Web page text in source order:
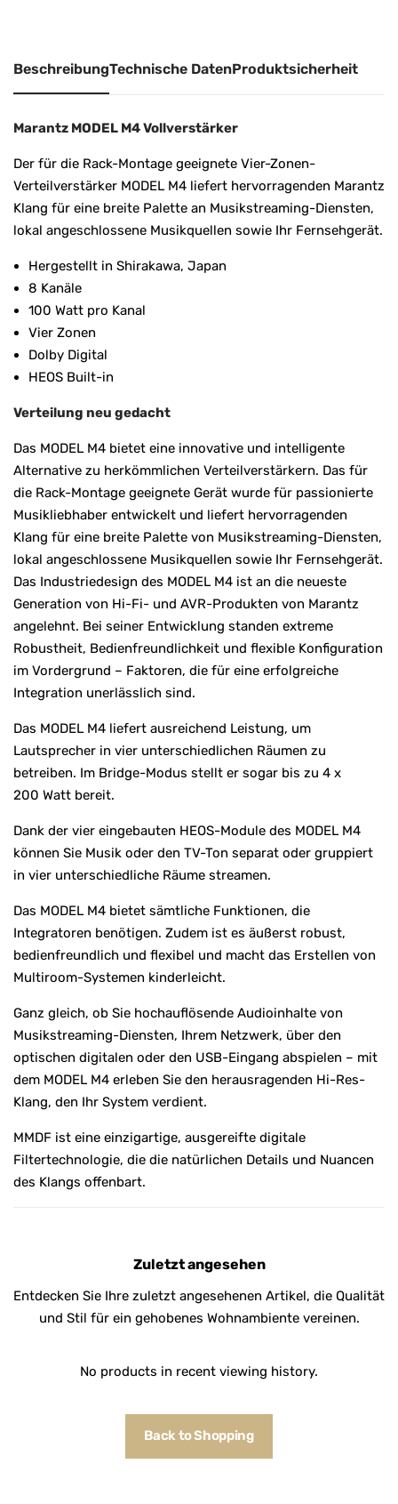
:BeschreibungTechnische DatenProduktsicherheit
Marantz MODEL M4 Vollverstärker
Der für die Rack-Montage geeignete Vier-Zonen-
Verteilverstärker MODEL M4 liefert hervorragenden Marantz
Klang für eine breite Palette an Musikstreaming-Diensten,
lokal angeschlossene Musikquellen sowie Ihr Fernsehgerät.
Hergestellt in Shirakawa, Japan
8 Kanäle
100 Watt pro Kanal
Vier Zonen
Dolby Digital
HEOS Built-in
Verteilung neu gedacht
Das MODEL M4 bietet eine innovative und intelligente
Alternative zu herkömmlichen Verteilverstärkern. Das für
die Rack-Montage geeignete Gerät wurde für passionierte
Musikliebhaber entwickelt und liefert hervorragenden
Klang für eine breite Palette von Musikstreaming-Diensten,
lokal angeschlossene Musikquellen sowie Ihr Fernsehgerät.
Das Industriedesign des MODEL M4 ist an die neueste
Generation von Hi-Fi- und AVR-Produkten von Marantz
angelehnt. Bei seiner Entwicklung standen extreme
Robustheit, Bedienfreundlichkeit und flexible Konfiguration
im Vordergrund – Faktoren, die für eine erfolgreiche
Integration unerlässlich sind.
Das MODEL M4 liefert ausreichend Leistung, um
Lautsprecher in vier unterschiedlichen Räumen zu
betreiben. Im Bridge-Modus stellt er sogar bis zu 4 x
200 Watt bereit.
Dank der vier eingebauten HEOS-Module des MODEL M4
können Sie Musik oder den TV-Ton separat oder gruppiert
in vier unterschiedliche Räume streamen.
Das MODEL M4 bietet sämtliche Funktionen, die
Integratoren benötigen. Zudem ist es äußerst robust,
bedienfreundlich und flexibel und macht das Erstellen von
Multiroom-Systemen kinderleicht.
Ganz gleich, ob Sie hochauflösende Audioinhalte von
Musikstreaming-Diensten, Ihrem Netzwerk, über den
optischen digitalen oder den USB-Eingang abspielen – mit
dem MODEL M4 erleben Sie den herausragenden Hi-Res-
Klang, den Ihr System verdient.
MMDF ist eine einzigartige, ausgereifte digitale
Filtertechnologie, die die natürlichen Details und Nuancen
des Klangs offenbart.
Zuletzt angesehen
Entdecken Sie Ihre zuletzt angesehenen Artikel, die Qualität
und Stil für ein gehobenes Wohnambiente vereinen.
No products in recent viewing history.
Back to Shopping